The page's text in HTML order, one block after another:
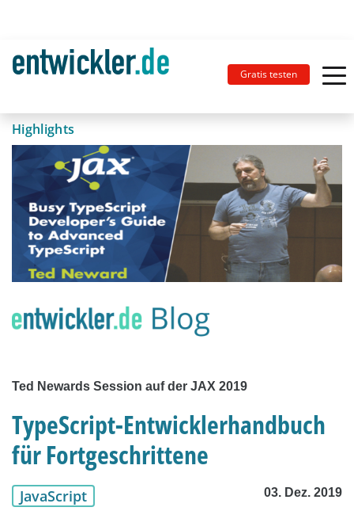
Gratis testen
Highlights
Ted Newards Session auf der JAX 2019
TypeScript-Entwicklerhandbuch
für Fortgeschrittene
JavaScript 03. Dez. 2019